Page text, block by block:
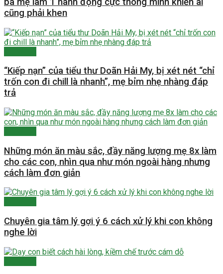
cũng phải khen
“Kiếp nạn” của tiểu thư Doãn Hải My, bị xét nét “chỉ
trốn con đi chill là nhanh”, mẹ bỉm nhẹ nhàng đáp
trả
Những món ăn màu sắc, đầy năng lượng mẹ 8x làm
cho các con, nhìn qua như món ngoài hàng nhưng
cách làm đơn giản
Chuyên gia tâm lý gợi ý 6 cách xử lý khi con không
nghe lời